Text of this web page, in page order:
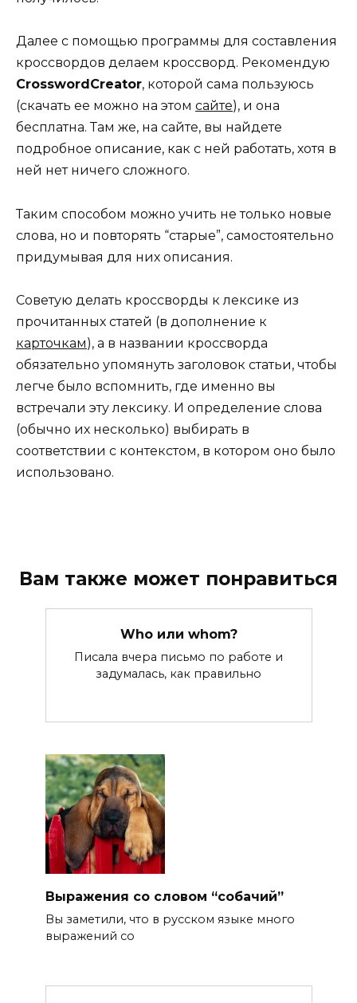
Далее с помощью программы для составления
кроссвордов делаем кроссворд. Рекомендую
CrosswordCreator, которой сама пользуюсь
(скачать ее можно на этом сайте), и она
бесплатна. Там же, на сайте, вы найдете
подробное описание, как с ней работать, хотя в
ней нет ничего сложного.
Таким способом можно учить не только новые
слова, но и повторять “старые”, самостоятельно
придумывая для них описания.
Советую делать кроссворды к лексике из
прочитанных статей (в дополнение к
карточкам), а в названии кроссворда
обязательно упомянуть заголовок статьи, чтобы
легче было вспомнить, где именно вы
встречали эту лексику. И определение слова
(обычно их несколько) выбирать в
соответствии с контекстом, в котором оно было
использовано.
Вам также может понравиться
Who или whom?
Писала вчера письмо по работе и
задумалась, как правильно
Выражения со словом “собачий”
Вы заметили, что в русском языке много
выражений со